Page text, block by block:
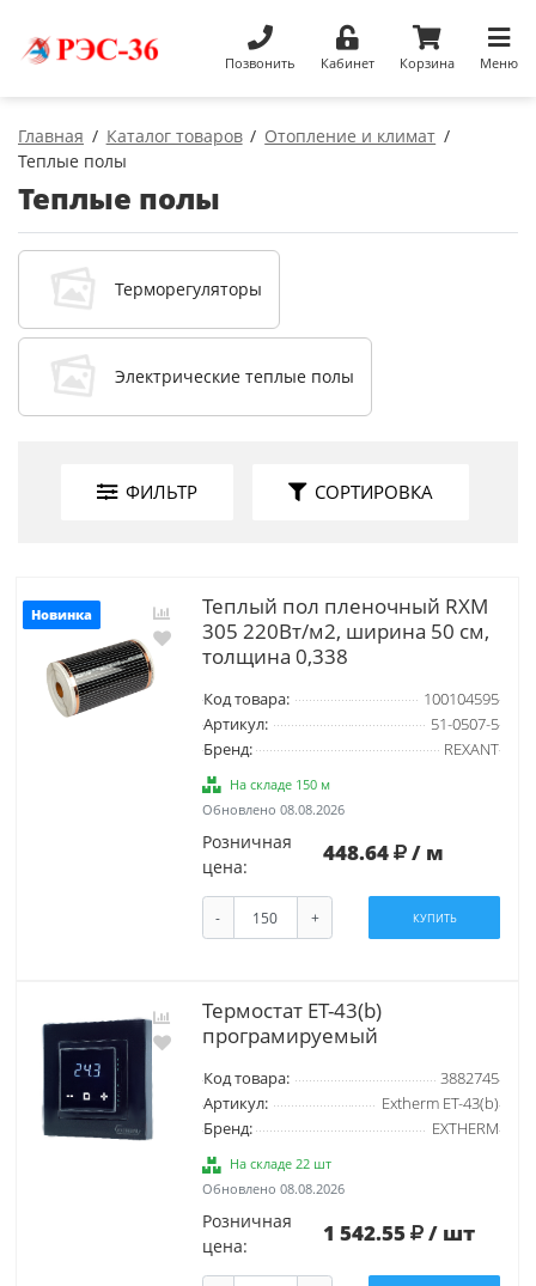
Позвонить Кабинет Корзина Меню
Главная Каталог товаров
Отопление и климат
Теплые полы
Теплые полы
Терморегуляторы
Электрические теплые полы
ФИЛЬТР СОРТИРОВКА
Новинка
Теплый пол пленочный RXM
305 220Вт/м2, ширина 50 см,
толщина 0,338
Код товара:
100104595
Артикул:
51-0507-5
Бренд:
REXANT
На складе 150 м
Обновлено 08.08.2026
Розничная
цена:
448.64 / м
- + КУПИТЬ
Термостат ET-43(b)
програмируемый
Код товара:
3882745
Артикул:
Extherm ET-43(b)
Бренд:
EXTHERM
На складе 22 шт
Обновлено 08.08.2026
Розничная
цена:
1 542.55 / шт